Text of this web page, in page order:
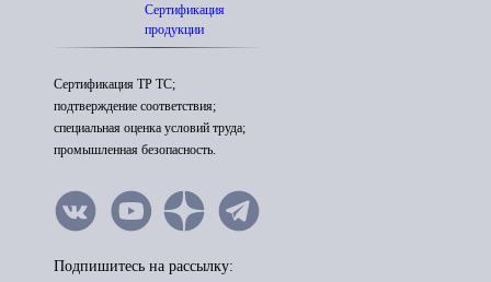
Сертификация
продукции
Сертификация ТР ТС;
подтверждение соответствия;
специальная оценка условий труда;
промышленная безопасность.
Подпишитесь на рассылку: